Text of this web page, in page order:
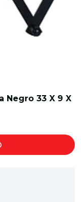
Negro 33 X 9 X